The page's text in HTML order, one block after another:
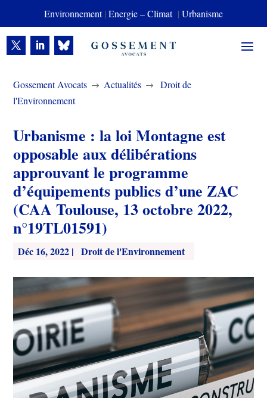
Environnement| Energie – Climat | Urbanisme
Gossement Avocats $ Actualités $
Droit de
l'Environnement
Urbanisme : la loi Montagne est
opposable aux délibérations
approuvant le programme
d’équipements publics d’une ZAC
(CAA Toulouse, 13 octobre 2022,
n°19TL01591)
Déc 16, 2022 | Droit de l'Environnement